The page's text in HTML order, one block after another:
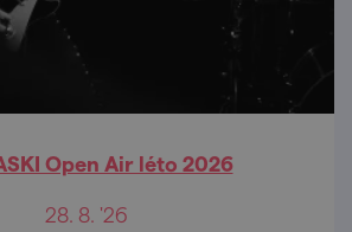
Open Air léto 2026
28. 8. '26